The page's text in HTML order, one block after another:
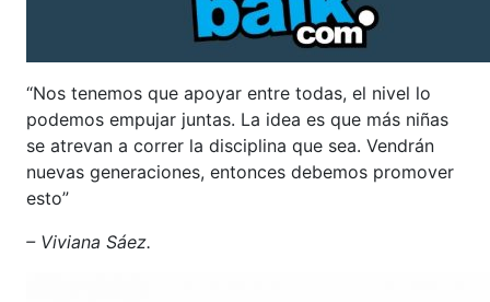
“Nos tenemos que apoyar entre todas, el nivel lo
podemos empujar juntas. La idea es que más niñas
se atrevan a correr la disciplina que sea. Vendrán
nuevas generaciones, entonces debemos promover
esto”
– Viviana Sáez.